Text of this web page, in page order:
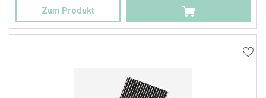
Zum Produkt